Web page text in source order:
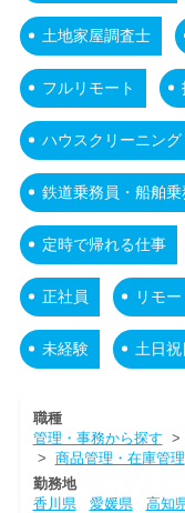
土地家屋調査士
フルリモート
ハウスクリーニング
鉄道乗務員・船舶乗
定時で帰れる仕事
正社員 リモ
未経験 土日
職種
管理・事務から探す >
> 商品管理・在庫管理
勤務地
香川県
愛媛県 高知